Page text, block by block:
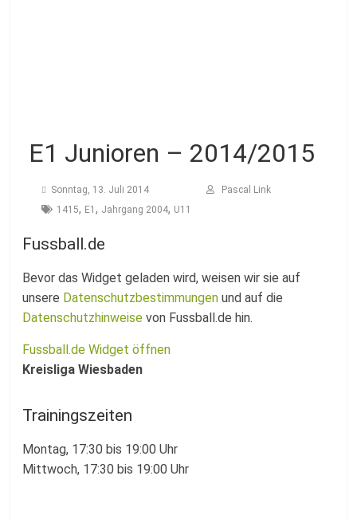
E1 Junioren – 2014/2015
Sonntag, 13. Juli 2014
Pascal Link
1415, E1, Jahrgang 2004, U11
Fussball.de
Bevor das Widget geladen wird, weisen wir sie auf
unsere Datenschutzbestimmungen und auf die
Datenschutzhinweise von Fussball.de hin.
Fussball.de Widget öffnen
Kreisliga Wiesbaden
Trainingszeiten
Montag, 17:30 bis 19:00 Uhr
Mittwoch, 17:30 bis 19:00 Uhr